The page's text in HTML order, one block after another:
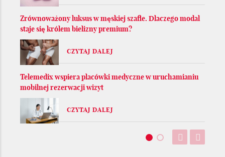
Zrównoważony luksus w męskiej szafie. Dlaczego modal
staje się królem bielizny premium?
CZYTAJ DALEJ
Telemedix wspiera placówki medyczne w uruchamianiu
mobilnej rezerwacji wizyt
CZYTAJ DALEJ